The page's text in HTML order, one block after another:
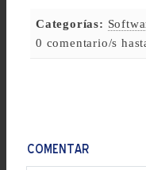
Categorías:
0 comentario/s